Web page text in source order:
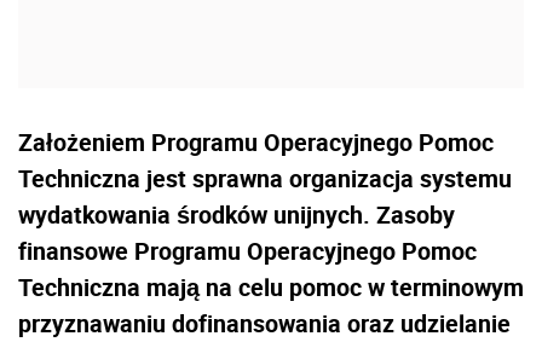
Założeniem Programu Operacyjnego Pomoc
Techniczna jest sprawna organizacja systemu
wydatkowania środków unijnych. Zasoby
finansowe Programu Operacyjnego Pomoc
Techniczna mają na celu pomoc w terminowym
przyznawaniu dofinansowania oraz udzielanie